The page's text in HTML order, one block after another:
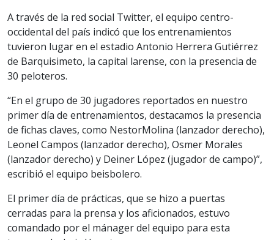
A través de la red social Twitter, el equipo centro-
occidental del país indicó que los entrenamientos
tuvieron lugar en el estadio Antonio Herrera Gutiérrez
de Barquisimeto, la capital larense, con la presencia de
30 peloteros.
“En el grupo de 30 jugadores reportados en nuestro
primer día de entrenamientos, destacamos la presencia
de fichas claves, como NestorMolina (lanzador derecho),
Leonel Campos (lanzador derecho), Osmer Morales
(lanzador derecho) y Deiner López (jugador de campo)”,
escribió el equipo beisbolero.
El primer día de prácticas, que se hizo a puertas
cerradas para la prensa y los aficionados, estuvo
comandado por el mánager del equipo para esta